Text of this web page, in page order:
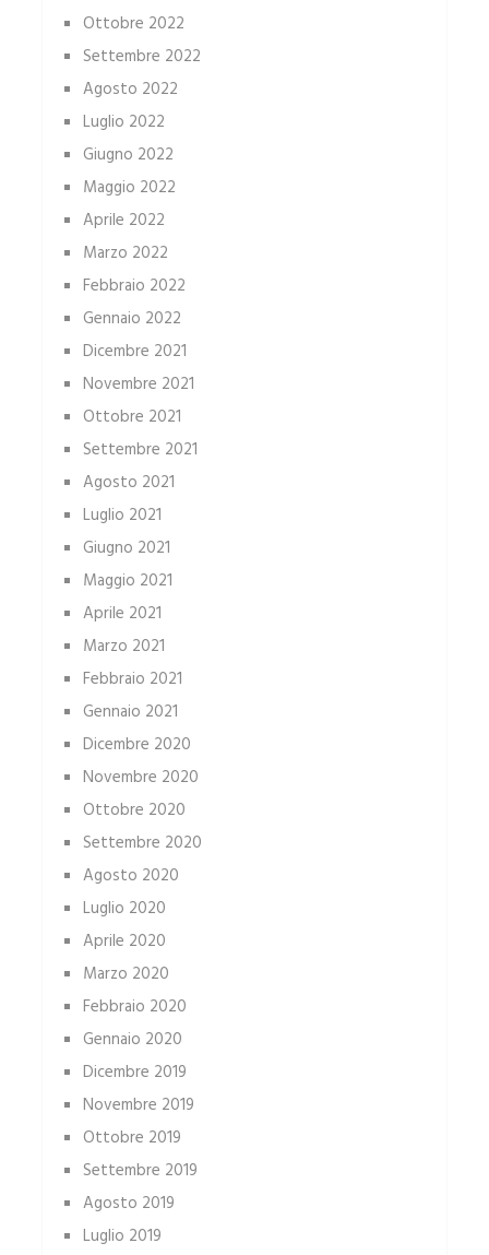
Ottobre 2022
Settembre 2022
Agosto 2022
Luglio 2022
Giugno 2022
Maggio 2022
Aprile 2022
Marzo 2022
Febbraio 2022
Gennaio 2022
Dicembre 2021
Novembre 2021
Ottobre 2021
Settembre 2021
Agosto 2021
Luglio 2021
Giugno 2021
Maggio 2021
Aprile 2021
Marzo 2021
Febbraio 2021
Gennaio 2021
Dicembre 2020
Novembre 2020
Ottobre 2020
Settembre 2020
Agosto 2020
Luglio 2020
Aprile 2020
Marzo 2020
Febbraio 2020
Gennaio 2020
Dicembre 2019
Novembre 2019
Ottobre 2019
Settembre 2019
Agosto 2019
Luglio 2019